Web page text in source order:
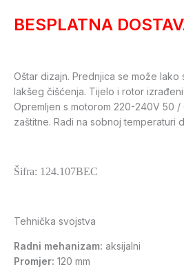
BESPLATNA
Oštar dizajn. Prednjica se može lako
lakšeg čišćenja. Tijelo i rotor
Opremljen s motorom 220-240V 50
zaštitne. Radi na sobnoj temperaturi
Šifra: 124.107BEC
Tehnička svojstva
Radni mehanizam: aksijalni
Promjer: 120 mm